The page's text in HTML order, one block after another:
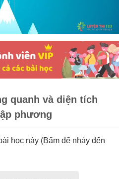
quanh và diện tích
phương
học này (Bấm để nhảy đến